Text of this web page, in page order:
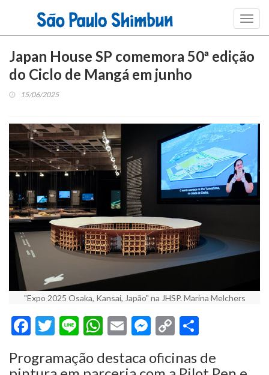
Japan House SP comemora 50ª edição
do Ciclo de Mangá em junho
15/06/2025
"Expo 2025 Osaka, Kansai, Japão" na JHSP. Marina Melchers
Facebook
Twitter
LineWhatsApp
EmailMessenger
Copy
Programação destaca oficinas de